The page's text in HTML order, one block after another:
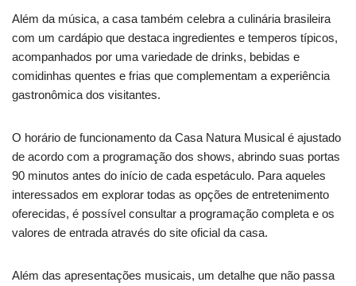
Além da música, a casa também celebra a culinária brasileira
com um cardápio que destaca ingredientes e temperos típicos,
acompanhados por uma variedade de drinks, bebidas e
comidinhas quentes e frias que complementam a experiência
gastronômica dos visitantes.
O horário de funcionamento da Casa Natura Musical é ajustado
de acordo com a programação dos shows, abrindo suas portas
90 minutos antes do início de cada espetáculo. Para aqueles
interessados em explorar todas as opções de entretenimento
oferecidas, é possível consultar a programação completa e os
valores de entrada através do site oficial da casa.
Além das apresentações musicais, um detalhe que não passa